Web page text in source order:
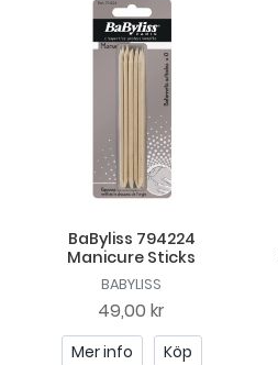
BaByliss 794224
Manicure Sticks
BABYLISS
49,00 kr
Mer info Köp